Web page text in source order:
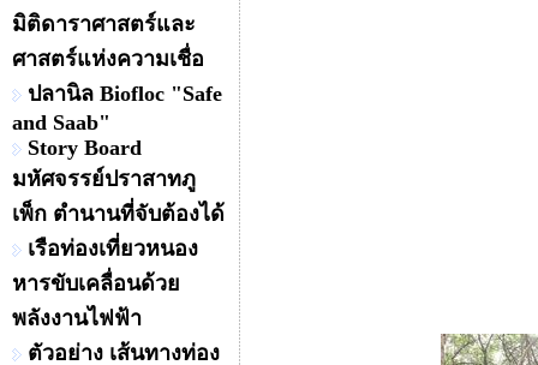
มิติดาราศาสตร์และ
ศาสตร์แห่งความเชื่อ
ปลานิล Biofloc "Safe
and Saab"
Story Board
มหัศจรรย์ปราสาทภู
เพ็ก ตำนานที่จับต้องได้
เรือท่องเที่ยวหนอง
หารขับเคลื่อนด้วย
พลังงานไฟฟ้า
ตัวอย่าง เส้นทางท่อง